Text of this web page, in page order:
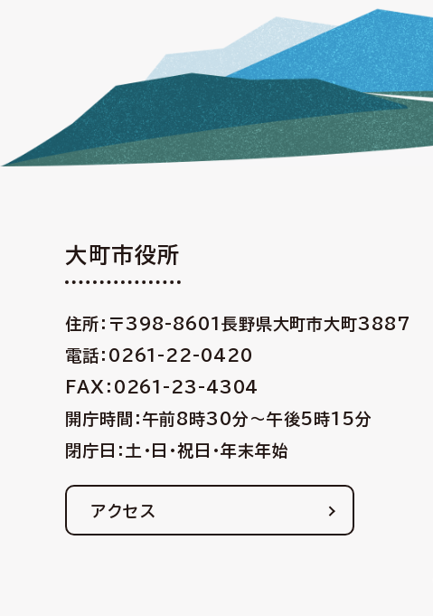
大町市役所
住所：〒398-8601 長野県大町市大町3887
電話：0261-22-0420
FAX：0261-23-4304
開庁時間：午前8時30分〜午後5時15分
閉庁日：土・日・祝日・年末年始
アクセス